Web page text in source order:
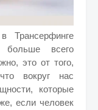
больше всего
это от того,
вокруг нас
которые
если человек